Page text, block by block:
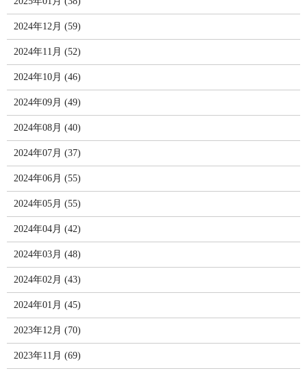
2024年12月 (59)
2024年11月 (52)
2024年10月 (46)
2024年09月 (49)
2024年08月 (40)
2024年07月 (37)
2024年06月 (55)
2024年05月 (55)
2024年04月 (42)
2024年03月 (48)
2024年02月 (43)
2024年01月 (45)
2023年12月 (70)
2023年11月 (69)